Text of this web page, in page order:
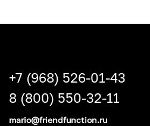
+7 (968) 526-01-43
8 (800) 550-32-11
mario@friendfunction.ru